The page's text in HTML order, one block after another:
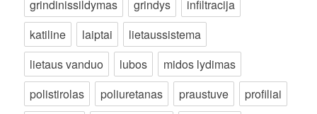
grindinissildymas
grindys
infiltracija
katiline
laiptai
lietaussistema
lietaus vanduo
lubos
midos lydimas
polistirolas
poliuretanas praustuve
profiliai